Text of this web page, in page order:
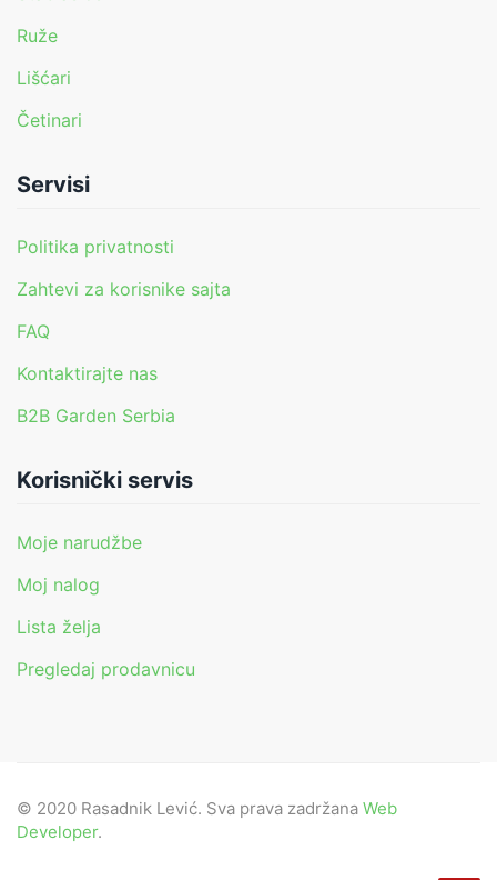
Ruže
Lišćari
Četinari
Servisi
Politika privatnosti
Zahtevi za korisnike sajta
FAQ
Kontaktirajte nas
B2B Garden Serbia
Korisnički servis
Moje narudžbe
Moj nalog
Lista želja
Pregledaj prodavnicu
© 2020 Rasadnik Lević. Sva prava zadržana Web
Developer.